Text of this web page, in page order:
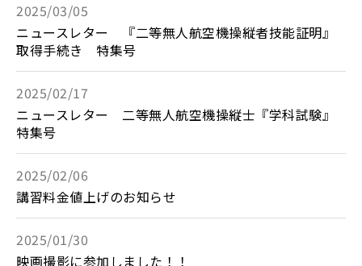
2025/03/05
ニュースレター 『二等無人航空機操縦者技能証明』
取得手続き 特集号
2025/02/17
ニュースレター 二等無人航空機操縦士『学科試験』
特集号
2025/02/06
講習料金値上げのお知らせ
2025/01/30
映画撮影に参加しました！！